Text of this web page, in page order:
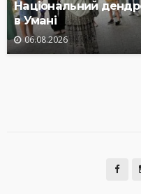
Національний
в Умані
06.08.2026